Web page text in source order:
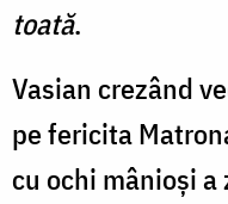
toată.
Vasian crezând
pe fericita
cu ochi mânioși a